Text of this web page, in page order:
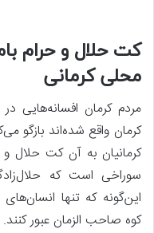
کت حلال و حرام
محلی کرمانی
مردم کرمان افسانه‌هایی
کرمان واقع شده‌اند بازگو
کرمانیان به آن کت حلال
سوراخی است که
این‌گونه که تنها
کوه صاحب الزمان عبور کنند.